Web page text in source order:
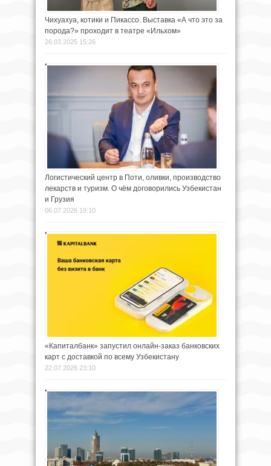
Чихуахуа, котики и Пикассо. Выставка «А что это за
порода?» проходит в театре «Ильхом»
26.03.2025 15:26
Логистический центр в Поти, оливки, производство
лекарств и туризм. О чём договорились Узбекистан
и Грузия
06.07.2026 19:10
«Капиталбанк» запустил онлайн-заказ банковских
карт с доставкой по всему Узбекистану
22.07.2026 23:10